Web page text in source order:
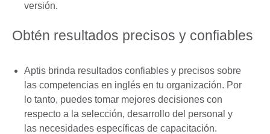
versión.
Obtén resultados precisos y confiables
Aptis brinda resultados confiables y precisos sobre
las competencias en inglés en tu organización. Por
lo tanto, puedes tomar mejores decisiones con
respecto a la selección, desarrollo del personal y
las necesidades específicas de capacitación.